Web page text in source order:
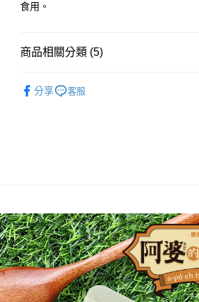
食用。
商品相關分類 (5)
分享 客服